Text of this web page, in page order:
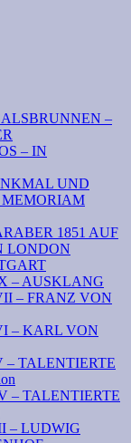
–
– IN
UND
1851 AUF
LONDON
– AUSKLANG
– FRANZ VON
– KARL VON
– TALENTIERTE
– TALENTIERTE
– LUDWIG